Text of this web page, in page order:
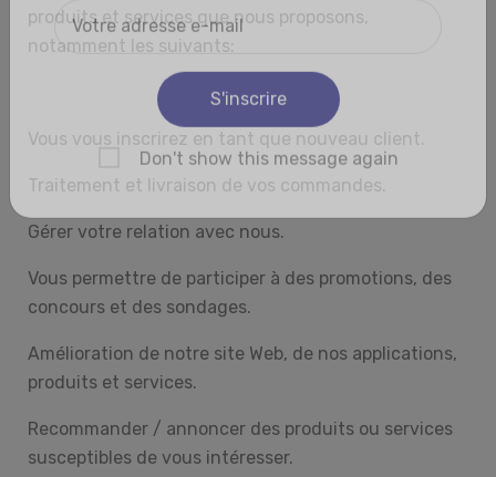
produits et services que nous proposons,
notamment les suivants:
Vous vous inscrirez en tant que nouveau client.
Traitement et livraison de vos commandes.
Gérer votre relation avec nous.
Vous permettre de participer à des promotions, des
concours et des sondages.
Amélioration de notre site Web, de nos applications,
produits et services.
Recommander / annoncer des produits ou services
susceptibles de vous intéresser.